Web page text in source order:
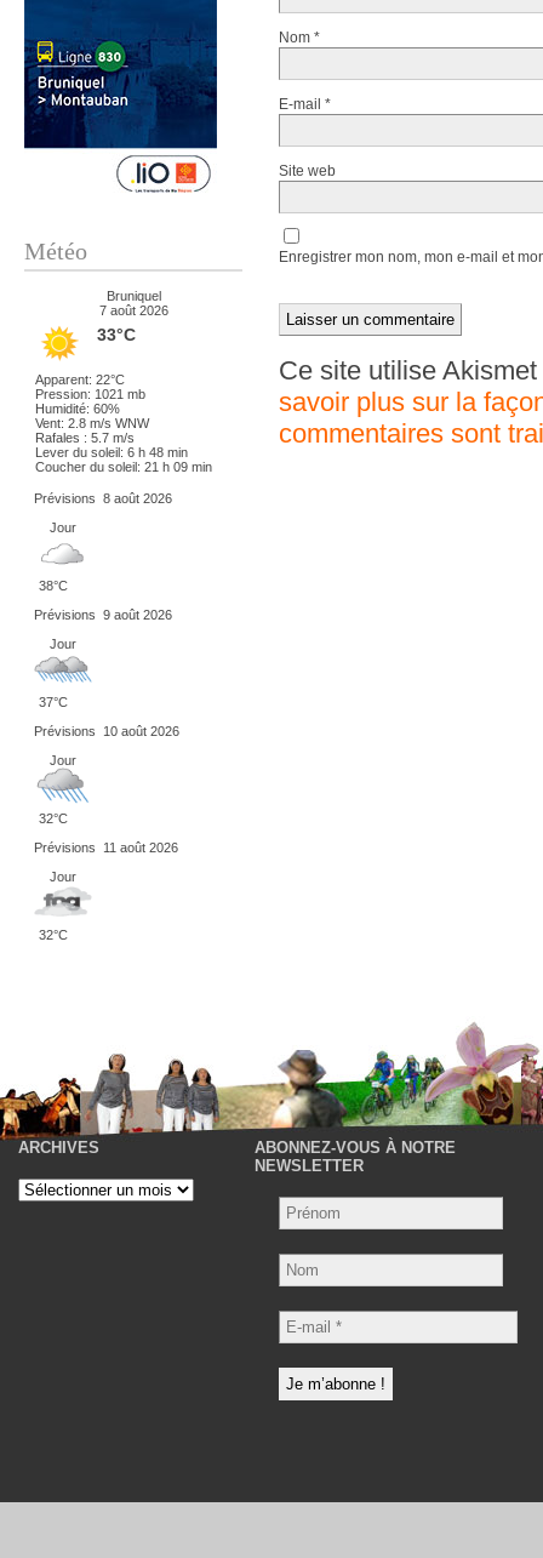
Météo
Bruniquel
7 août 2026
33°C
Apparent: 22°C
Pression: 1021 mb
Humidité: 60%
Vent: 2.8 m/s WNW
Rafales : 5.7 m/s
Lever du soleil: 6 h 48 min
Coucher du soleil: 21 h 09 min
Prévisions 8 août 2026
Jour
38°C
Prévisions 9 août 2026
Jour
37°C
Prévisions
10 août 2026
Jour
32°C
Prévisions
11 août 2026
Jour
32°C
Nom *
E-mail *
Site web
Enregistrer mon nom, mon e-mail et
Ce site utilise
savoir plus sur la
commentaires sont
ARCHIVES
Archives
ABONNEZ-VOUS À NOTRE
NEWSLETTER
Nom
E-
mail
*